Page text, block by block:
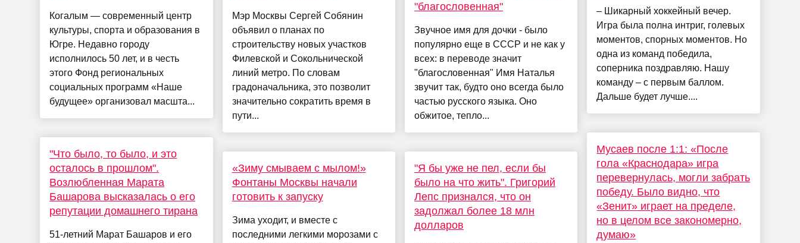
Когалым — современный центр
культуры, спорта и образования в
Югре. Недавно городу
исполнилось 50 лет, и в честь
этого Фонд региональных
социальных программ «Наше
будущее» организовал масшта...
"Что было, то было, и это
осталось в прошлом".
Возлюбленная Марата
Башарова высказалась о его
репутации домашнего тирана
51-летний Марат Башаров и его
Мэр Москвы Сергей Собянин
объявил о планах по
строительству новых участков
Филевской и Сокольнической
линий метро. По словам
градоначальника, это позволит
значительно сократить время в
пути...
«Зиму смываем с мылом!»
Фонтаны Москвы начали
готовить к запуску
Зима уходит, и вместе с
последними легкими морозами с
"благословенная"
Звучное имя для дочки - было
популярно еще в СССР и не как у
всех: в переводе значит
"благословенная" Имя Наталья
звучит так, будто оно всегда было
частью русского языка. Оно
обжитое, тепло...
"Я бы уже не пел, если бы
было на что жить". Григорий
Лепс признался, что он
задолжал более 18 млн
долларов
– Шикарный хоккейный вечер.
Игра была полна интриг, голевых
моментов, спорных моментов. Но
одна из команд победила,
соперника поздравляю. Нашу
команду – с первым баллом.
Дальше будет лучше....
Мусаев после 1:1: «После
гола «Краснодара» игра
перевернулась, могли забрать
победу. Было видно, что
«Зенит» играет на пределе,
но в целом все закономерно,
думаю»